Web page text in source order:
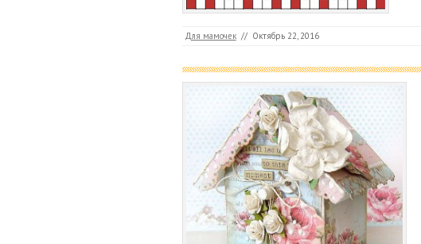
Для мамочек // Октябрь 22, 2016